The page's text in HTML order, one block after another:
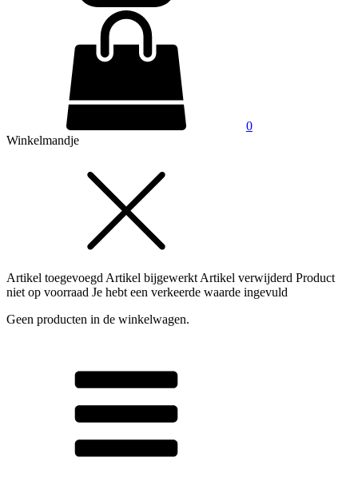
0
Winkelmandje
Artikel toegevoegd Artikel bijgewerkt Artikel verwijderd Product
niet op voorraad Je hebt een verkeerde waarde ingevuld
Geen producten in de winkelwagen.